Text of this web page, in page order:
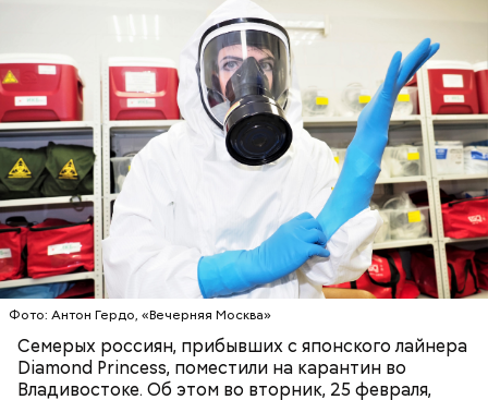
Фото: Антон Гердо, «Вечерняя Москва»
Семерых россиян, прибывших с японского лайнера
Diamond Princess, поместили на карантин во
Владивостоке. Об этом во вторник, 25 февраля,
Множество людей совершают паломнические
поездки, чтобы поклониться мощам Святителя
Николая, которые находятся в Италии. 19 декабря
отмечается Никола Зимний, а 22 мая Никола вешний